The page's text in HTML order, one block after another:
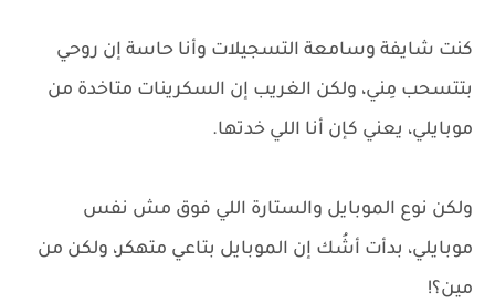
كنت شايفة وسامعة التسجيلات وأنا حاسة إن روحي
بتتسحب مِني، ولكن الغريب إن السكرينات متاخدة من
موبايلي، يعني كإن أنا اللي خدتها.
ولكن نوع الموبايل والستارة اللي فوق مش نفس
موبايلي، بدأت أشُك إن الموبايل بتاعي متهكر، ولكن من
مين؟!